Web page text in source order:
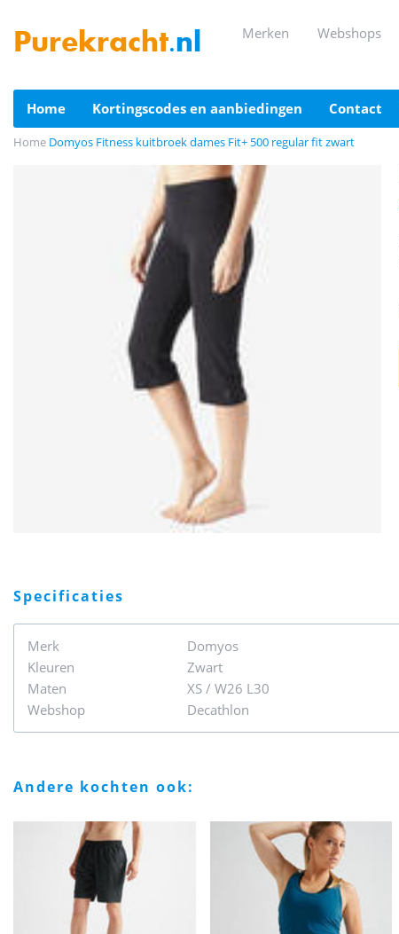
Purekracht.nl merken webshops
home kortingscodes en aanbiedingen contact
Home Domyos Fitness kuitbroek dames Fit+ 500 regular fit zwart
specificaties
Merk
Domyos
Kleuren
Zwart
Maten
XS / W26 L30
Webshop
Decathlon
andere kochten ook: